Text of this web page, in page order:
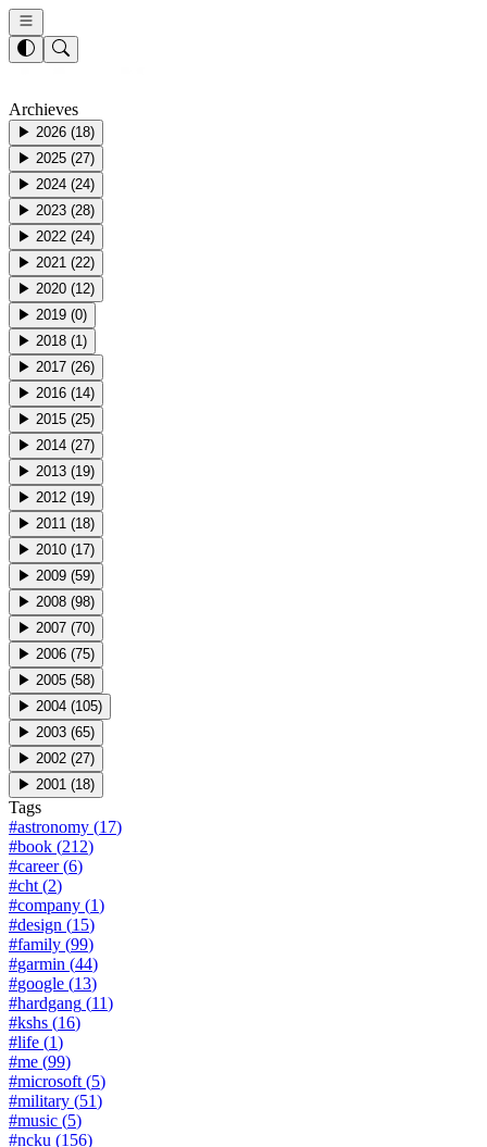
Archieves
▶ 2026 (18)
▶ 2025 (27)
▶ 2024 (24)
▶ 2023 (28)
▶ 2022 (24)
▶ 2021 (22)
▶ 2020 (12)
▶ 2019 (0)
▶ 2018 (1)
▶ 2017 (26)
▶ 2016 (14)
▶ 2015 (25)
▶ 2014 (27)
▶ 2013 (19)
▶ 2012 (19)
▶ 2011 (18)
▶ 2010 (17)
▶ 2009 (59)
▶ 2008 (98)
▶ 2007 (70)
▶ 2006 (75)
▶ 2005 (58)
▶ 2004 (105)
▶ 2003 (65)
▶ 2002 (27)
▶ 2001 (18)
Tags
#astronomy (17)
#book (212)
#career(6)
#cht (2)
#company (1)
#design (15)
#family (99)
#garmin (44)
#google (13)
#hardgang (11)
#kshs (16)
#life (1)
#me (99)
#microsoft (5)
#military (51)
#music (5)
#ncku (156)